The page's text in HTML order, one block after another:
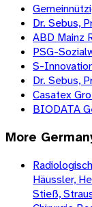
Dr. Sebus,
ABD Mainz
PSG-
S-
Dr. Sebus,
Casatex
BIODATA
More
Häussler,
Stieß,